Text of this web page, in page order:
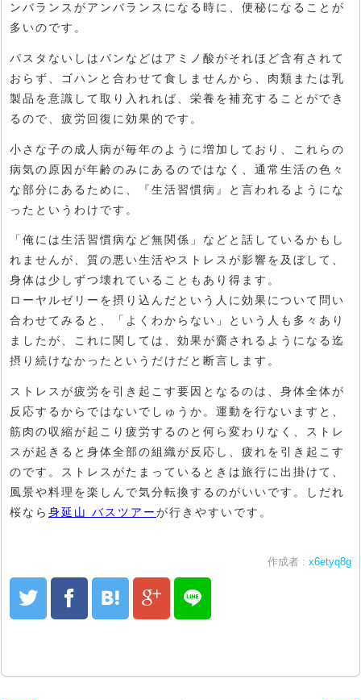
ンバランスがアンバランスになる時に、便秘になることが
多いのです。
パスタないしはパンなどはアミノ酸がそれほど含有されて
おらず、ゴハンと合わせて食しませんから、肉類または乳
製品を意識して取り入れれば、栄養を補充することができ
るので、疲労回復に効果的です。
小さな子の成人病が毎年のように増加しており、これらの
病気の原因が年齢のみにあるのではなく、通常生活の色々
な部分にあるために、『生活習慣病』と言われるようにな
ったというわけです。
「俺には生活習慣病など無関係」などと話しているかもし
れませんが、質の悪い生活やストレスが影響を及ぼして、
身体は少しずつ壊れていることもあり得ます。
ローヤルゼリーを摂り込んだという人に効果について問い
合わせてみると、「よくわからない」という人も多々あり
ましたが、これに関しては、効果が齎されるようになる迄
摂り続けなかったというだけだと断言します。
ストレスが疲労を引き起こす要因となるのは、身体全体が
反応するからではないでしゅうか。運動を行ないますと、
筋肉の収縮が起こり疲労するのと何ら変わりなく、ストレ
スが起きると身体全部の組織が反応し、疲れを引き起こす
のです。ストレスがたまっているときは旅行に出掛けて、
風景や料理を楽しんで気分転換するのがいいです。しだれ
桜なら 身延山 バスツアーが行きやすいです。
作成者 : x6etyq8g